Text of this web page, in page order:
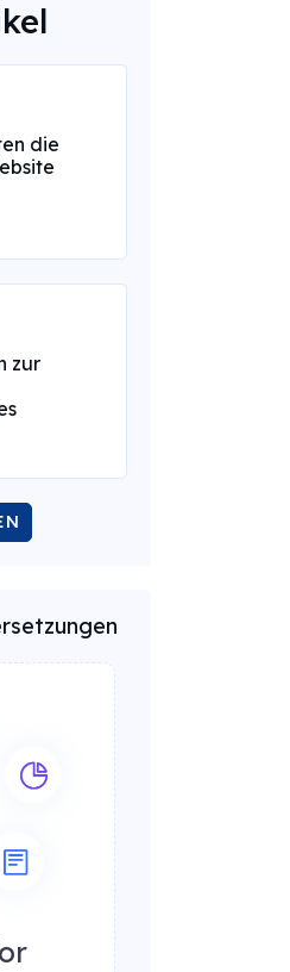
die
zur